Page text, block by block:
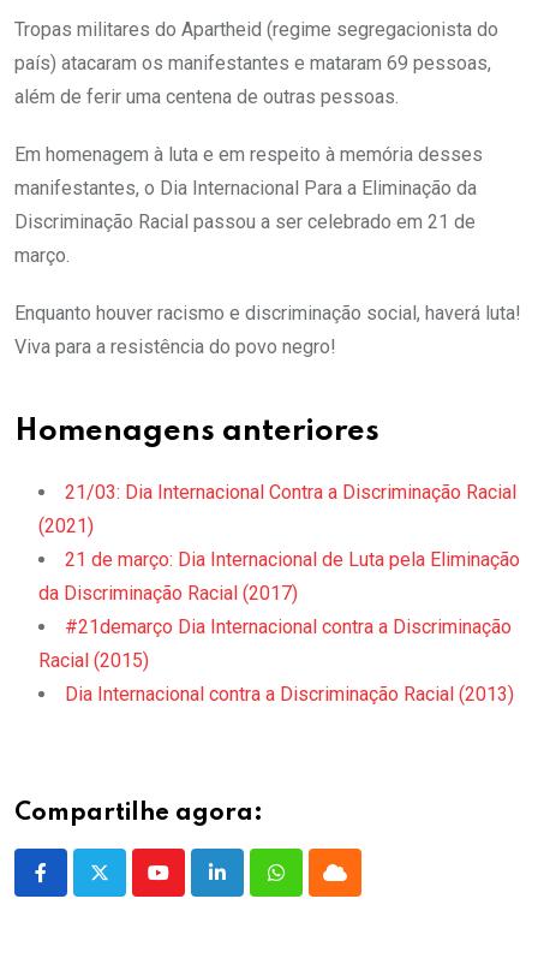
Tropas militares do Apartheid (regime segregacionista do
país) atacaram os manifestantes e mataram 69 pessoas,
além de ferir uma centena de outras pessoas.
Em homenagem à luta e em respeito à memória desses
manifestantes, o Dia Internacional Para a Eliminação da
Discriminação Racial passou a ser celebrado em 21 de
março.
Enquanto houver racismo e discriminação social, haverá luta!
Viva para a resistência do povo negro!
Homenagens anteriores
21/03: Dia Internacional Contra a Discriminação Racial
(2021)
21 de março: Dia Internacional de Luta pela Eliminação
da Discriminação Racial (2017)
#21demarço Dia Internacional contra a Discriminação
Racial (2015)
Dia Internacional contra a Discriminação Racial (2013)
Compartilhe agora:
YoutubeLinkedInWhatsappCloud